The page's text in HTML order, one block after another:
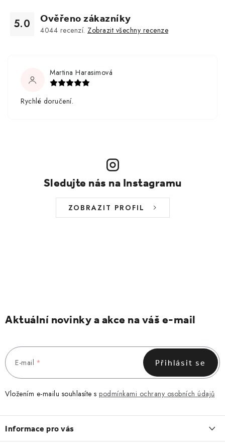
5.0 Ověřeno zákazníky
4044 recenzí. Zobrazit všechny recenze
Martina Harasimová
Rychlé doručení.
Sledujte nás na Instagramu
ZOBRAZIT PROFIL
Aktuální novinky a akce na váš e-mail
E-mail
Vložením e-mailu souhlasíte s podmínkami ochrany osobních údajů
Přihlásit se
á
pInformace pro vás